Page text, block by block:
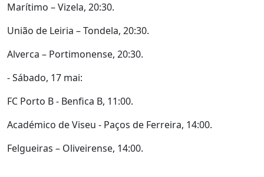
Marítimo – Vizela, 20:30.
União de Leiria – Tondela, 20:30.
Alverca – Portimonense, 20:30.
- Sábado, 17 mai:
FC Porto B - Benfica B, 11:00.
Académico de Viseu - Paços de Ferreira, 14:00.
Felgueiras – Oliveirense, 14:00.